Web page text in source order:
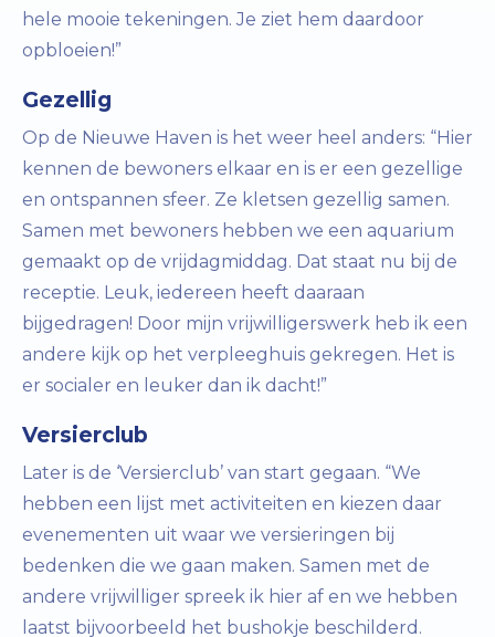
hele mooie tekeningen. Je ziet hem daardoor
opbloeien!”
Gezellig
Op de Nieuwe Haven is het weer heel anders: “Hier
kennen de bewoners elkaar en is er een gezellige
en ontspannen sfeer. Ze kletsen gezellig samen.
Samen met bewoners hebben we een aquarium
gemaakt op de vrijdagmiddag. Dat staat nu bij de
receptie. Leuk, iedereen heeft daaraan
bijgedragen! Door mijn vrijwilligerswerk heb ik een
andere kijk op het verpleeghuis gekregen. Het is
er socialer en leuker dan ik dacht!”
Versierclub
Later is de ‘Versierclub’ van start gegaan. “We
hebben een lijst met activiteiten en kiezen daar
evenementen uit waar we versieringen bij
bedenken die we gaan maken. Samen met de
andere vrijwilliger spreek ik hier af en we hebben
laatst bijvoorbeeld het bushokje beschilderd.